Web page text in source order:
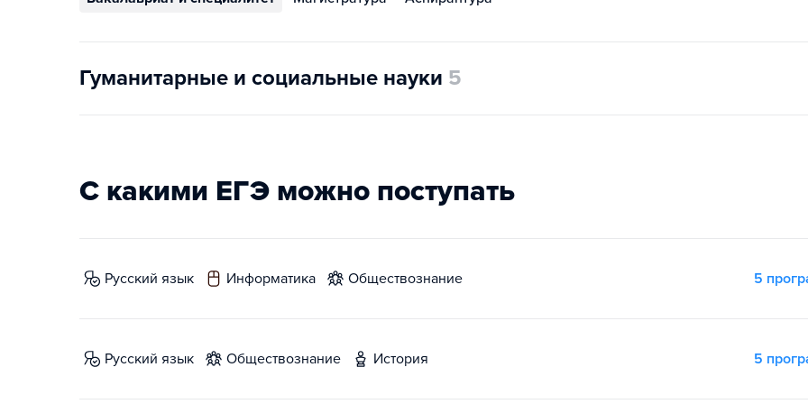
Гуманитарные и социальные науки 5
С какими ЕГЭ можно поступать
русский язык информатика обществознание 5
русский язык обществознание история 5